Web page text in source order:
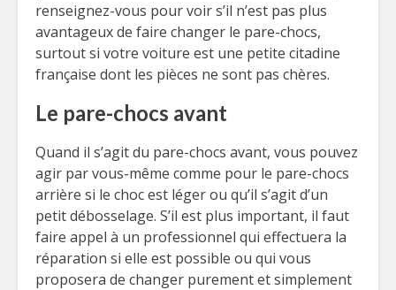
renseignez-vous pour voir s’il n’est pas plus
avantageux de faire changer le pare-chocs,
surtout si votre voiture est une petite citadine
française dont les pièces ne sont pas chères.
Le pare-chocs avant
Quand il s’agit du pare-chocs avant, vous pouvez
agir par vous-même comme pour le pare-chocs
arrière si le choc est léger ou qu’il s’agit d’un
petit débosselage. S’il est plus important, il faut
faire appel à un professionnel qui effectuera la
réparation si elle est possible ou qui vous
proposera de changer purement et simplement